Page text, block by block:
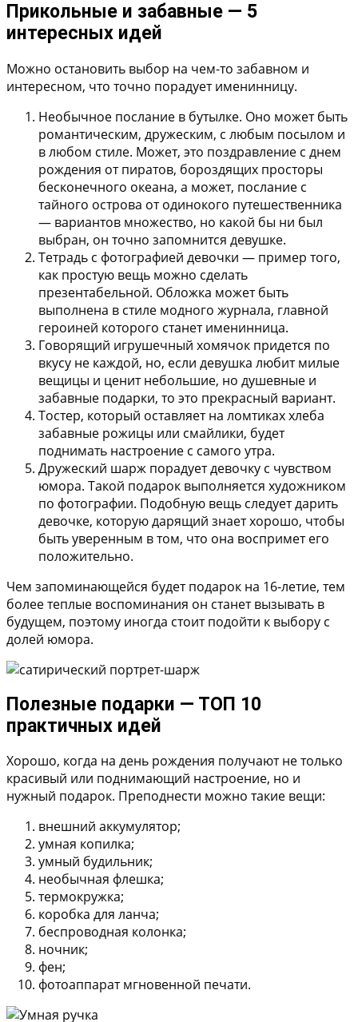
Прикольные и забавные — 5
интересных идей
Можно остановить выбор на чем-то забавном и
интересном, что точно порадует именинницу.
Необычное послание в бутылке. Оно может быть
романтическим, дружеским, с любым посылом и
в любом стиле. Может, это поздравление с днем
рождения от пиратов, бороздящих просторы
бесконечного океана, а может, послание с
тайного острова от одинокого путешественника
— вариантов множество, но какой бы ни был
выбран, он точно запомнится девушке.
Тетрадь с фотографией девочки — пример того,
как простую вещь можно сделать
презентабельной. Обложка может быть
выполнена в стиле модного журнала, главной
героиней которого станет именинница.
Говорящий игрушечный хомячок придется по
вкусу не каждой, но, если девушка любит милые
вещицы и ценит небольшие, но душевные и
забавные подарки, то это прекрасный вариант.
Тостер, который оставляет на ломтиках хлеба
забавные рожицы или смайлики, будет
поднимать настроение с самого утра.
Дружеский шарж порадует девочку с чувством
юмора. Такой подарок выполняется художником
по фотографии. Подобную вещь следует дарить
девочке, которую дарящий знает хорошо, чтобы
быть уверенным в том, что она воспримет его
положительно.
Чем запоминающейся будет подарок на 16-летие, тем
более теплые воспоминания он станет вызывать в
будущем, поэтому иногда стоит подойти к выбору с
долей юмора.
Полезные подарки — ТОП 10
практичных идей
Хорошо, когда на день рождения получают не только
красивый или поднимающий настроение, но и
нужный подарок. Преподнести можно такие вещи:
внешний аккумулятор;
умная копилка;
умный будильник;
необычная флешка;
термокружка;
коробка для ланча;
беспроводная колонка;
ночник;
фен;
фотоаппарат мгновенной печати.